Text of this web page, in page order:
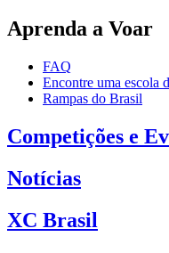
Aprenda a Voar
FAQ
Encontre uma escola
Rampas do Brasil
Competições e
Notícias
XC Brasil